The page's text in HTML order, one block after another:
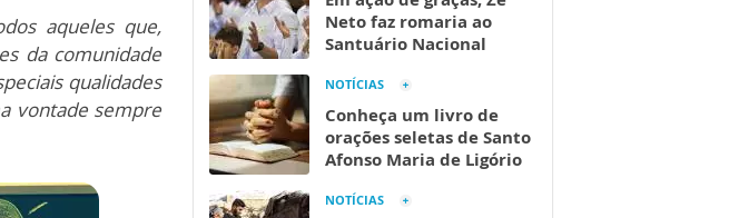
aqueles que,
da comunidade
qualidades
vontade sempre
Neto faz romaria ao
Santuário Nacional
NOTÍCIAS
Conheça um livro de
orações seletas de Santo
Afonso Maria de Ligório
NOTÍCIAS